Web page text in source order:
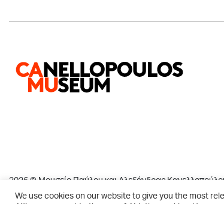
2026 © Μουσείο Παύλου και Αλεξάνδρας
We use cookies on our website to give you the most